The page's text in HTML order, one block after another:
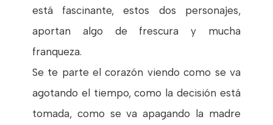
está fascinante, estos dos personajes,
aportan algo de frescura y mucha
franqueza.
Se te parte el corazón viendo como se va
agotando el tiempo, como la decisión está
tomada, como se va apagando la madre